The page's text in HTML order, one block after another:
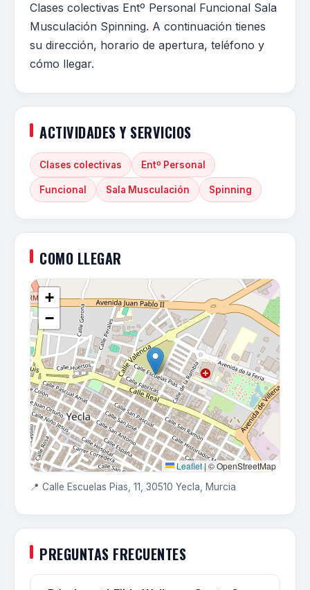
Clases colectivas Entº Personal Funcional Sala
Musculación Spinning. A continuación tienes
su dirección, horario de apertura, teléfono y
cómo llegar.
ACTIVIDADES Y SERVICIOS
Clases colectivas Entº Personal
Funcional Sala Musculación Spinning
COMO LLEGAR
+
−
Leaflet|© OpenStreetMap
📍 Calle Escuelas Pias, 11, 30510 Yecla, Murcia
PREGUNTAS FRECUENTES